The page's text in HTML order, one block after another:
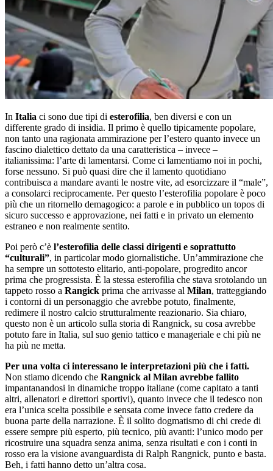
In Italia ci sono due tipi di esterofilia, ben diversi e con un
differente grado di insidia. Il primo è quello tipicamente popolare,
non tanto una ragionata ammirazione per l’estero quanto invece un
fascino dialettico dettato da una caratteristica – invece –
italianissima: l’arte di lamentarsi. Come ci lamentiamo noi in pochi,
forse nessuno. Si può quasi dire che il lamento quotidiano
contribuisca a mandare avanti le nostre vite, ad esorcizzare il “male”,
a consolarci reciprocamente. Per questo l’esterofilia popolare è poco
più che un ritornello demagogico: a parole e in pubblico un topos di
sicuro successo e approvazione, nei fatti e in privato un elemento
estraneo e non realmente sentito.
Poi però c’è l’esterofilia delle classi dirigenti e soprattutto
“culturali”, in particolar modo giornalistiche. Un’ammirazione che
ha sempre un sottotesto elitario, anti-popolare, progredito ancor
prima che progressista. È la stessa esterofilia che stava srotolando un
tappeto rosso a Rangick prima che arrivasse al Milan, tratteggiando
i contorni di un personaggio che avrebbe potuto, finalmente,
redimere il nostro calcio strutturalmente reazionario. Sia chiaro,
questo non è un articolo sulla storia di Rangnick, su cosa avrebbe
potuto fare in Italia, sul suo genio tattico e manageriale e chi più ne
ha più ne metta.
Per una volta ci interessano le interpretazioni più che i fatti.
Non stiamo dicendo che Rangnick al Milan avrebbe fallito
impantanandosi in dinamiche troppo italiane (come capitato a tanti
altri, allenatori e direttori sportivi), quanto invece che il tedesco non
era l’unica scelta possibile e sensata come invece fatto credere da
buona parte della narrazione. È il solito dogmatismo di chi crede di
essere sempre più esperto, più tecnico, più avanti: l’unico modo per
ricostruire una squadra senza anima, senza risultati e con i conti in
rosso era la visione avanguardista di Ralph Rangnick, punto e basta.
Beh, i fatti hanno detto un’altra cosa.